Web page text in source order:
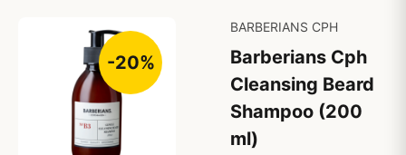
-20%
BARBERIANS CPH
Barberians Cph
Cleansing Beard
Shampoo (200
ml)